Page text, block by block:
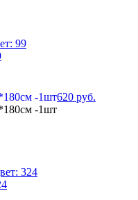
-1шт620 руб.
-1шт